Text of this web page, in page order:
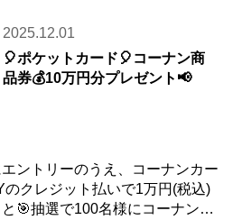
2025.12.01
🎈ポケットカード🎈コーナン商
品券💰10万円分プレゼント📢
ントリーのうえ、コーナンカー
のクレジット払いで1万円(税込)
🎯抽選で100名様にコーナン商